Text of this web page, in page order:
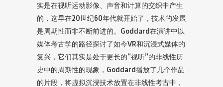
实是在视听运动影像、声音和计算的交织中产生
的，这早在20世纪60年代就开始了，技术的发展
是周期性而非不断前进的。Goddard在演讲中以
媒体考古学的路径探讨了如今VR和沉浸式媒体的
复兴，它们其实是处于更长的“视听”的非线性历
史中的周期性的现象，Goddard播放了几个作品
的片段，将虚拟沉浸技术放置在非线性考古中，